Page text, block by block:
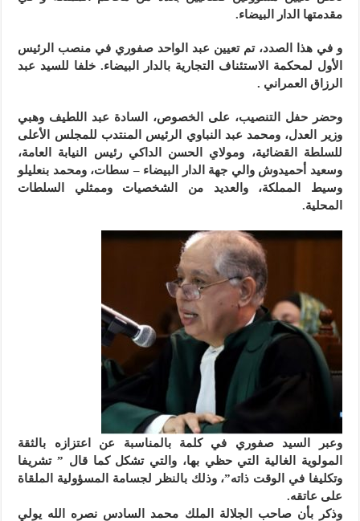
مقدمتها الدار البيضاء.
و في هذا الصدد، تم تعيين عبد الواحد صفوري في منصب الرئيس
الأول لمحكمة الاستئناف التجارية بالدار البيضاء. خلفا للسيد عبد
الرزاق العمراني .
وحضر حفل التنصيب، على الخصوص، السادة عبد اللطيف وهبي
وزير العدل، ومحمد عبد النباوي الرئيس المنتدب للمجلس الأعلى
للسلطة القضائية، ومولاي الحسن الداكي رئيس النيابة العامة،
وسعيد أحميدوش والي جهة الدار البيضاء – سطات، ومحمد بنعليلو
وسيط المملكة، والعديد من الشخصيات وممثلي السلطات
المحلية.
وعبر السيد صفوري في كلمة بالمناسبة عن اعتزازه بالثقة
المولوية الغالية التي حظي بها، والتي تشكل كما قال ” تشريفا
وتكليفا في الوقت ذاته”، وذلك بالنظر لجسامة المسؤولية الملقاة
على عاتقه.
وذكر بأن صاحب الجلالة الملك محمد السادس نصره الله يولي